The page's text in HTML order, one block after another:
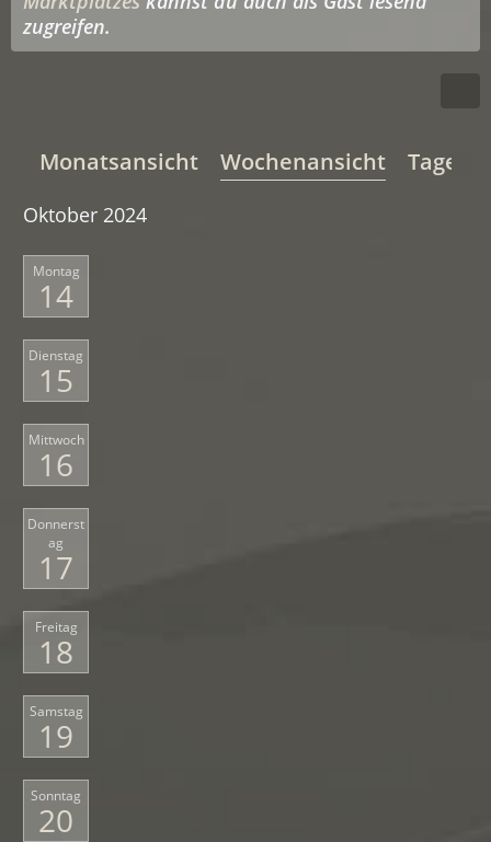
zugreifen.
Monatsansicht Wochenansicht
Oktober 2024
Montag
14
Dienstag
15
Mittwoch
16
Donnerst
ag
17
Freitag
18
Samstag
19
Sonntag
20